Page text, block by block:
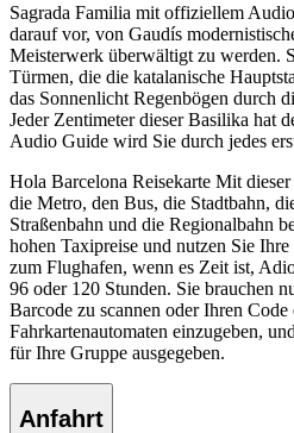
Sagrada Familia mit offiziellem
darauf vor, von Gaudís
Meisterwerk überwältigt zu werden.
Türmen, die die katalanische
das Sonnenlicht Regenbögen durch
Jeder Zentimeter dieser Basilika hat
Audio Guide wird Sie durch jedes
Hola Barcelona Reisekarte Mit
die Metro, den Bus, die Stadtbahn,
Straßenbahn und die Regionalbahn
hohen Taxipreise und nutzen Sie
zum Flughafen, wenn es Zeit ist,
96 oder 120 Stunden. Sie brauchen
Barcode zu scannen oder Ihren Code
Fahrkartenautomaten einzugeben,
für Ihre Gruppe ausgegeben.
Anfahrt